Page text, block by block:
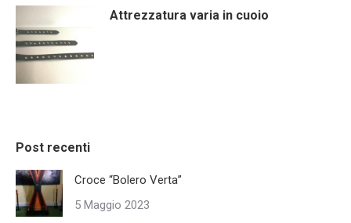
Attrezzatura varia in cuoio
Post recenti
Croce “Bolero Verta”
5 Maggio 2023